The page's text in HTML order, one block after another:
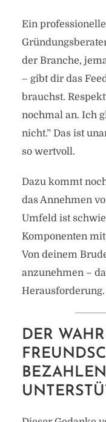
Ein
der Branche,
– gibt dir das
brauchst.
nochmal an. Ich
nicht.” Das ist
so wertvoll.
Dazu kommt
das Annehmen
Umfeld ist
Komponenten
Von deinem
anzunehmen –
Herausforderung.
DER